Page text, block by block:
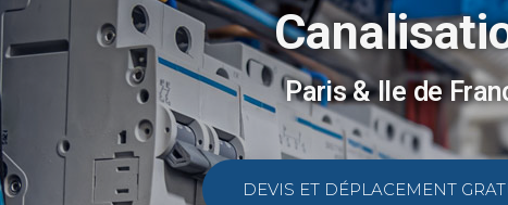
Paris & Ile de
DEVIS ET DÉPLACEMENT